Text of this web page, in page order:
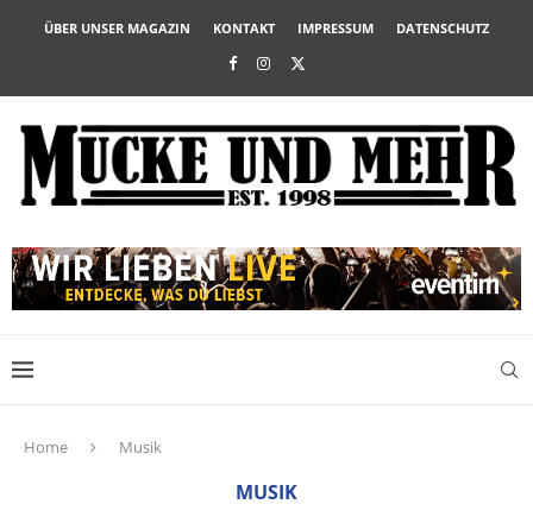
ÜBER UNSER MAGAZIN KONTAKT IMPRESSUM DATENSCHUTZ
Home Musik
MUSIK